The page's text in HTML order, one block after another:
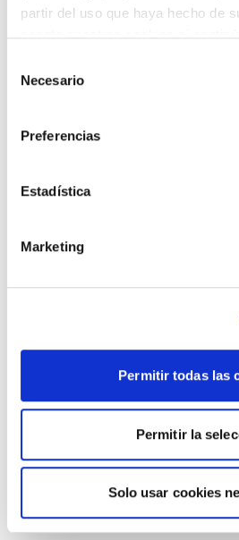
partir del uso que haya hecho de
Necesario
Preferencias
Estadística
Marketing
Permitir todas las
Permitir la
Solo usar cookies